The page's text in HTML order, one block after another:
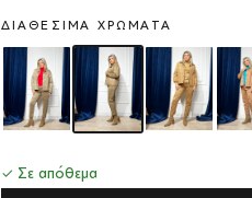
ΔΙΑΘΈΣΙΜΑ ΧΡΏΜΑΤΑ
✓ Σε απόθεμα